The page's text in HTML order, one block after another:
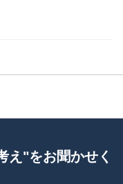
え"をお聞かせく